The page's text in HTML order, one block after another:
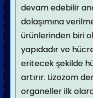
devam edebilir
dolaşımına
ürünlerinden biri
yapıdadır ve
eritecek şekilde
artırır. Lizozom
organeller ilk